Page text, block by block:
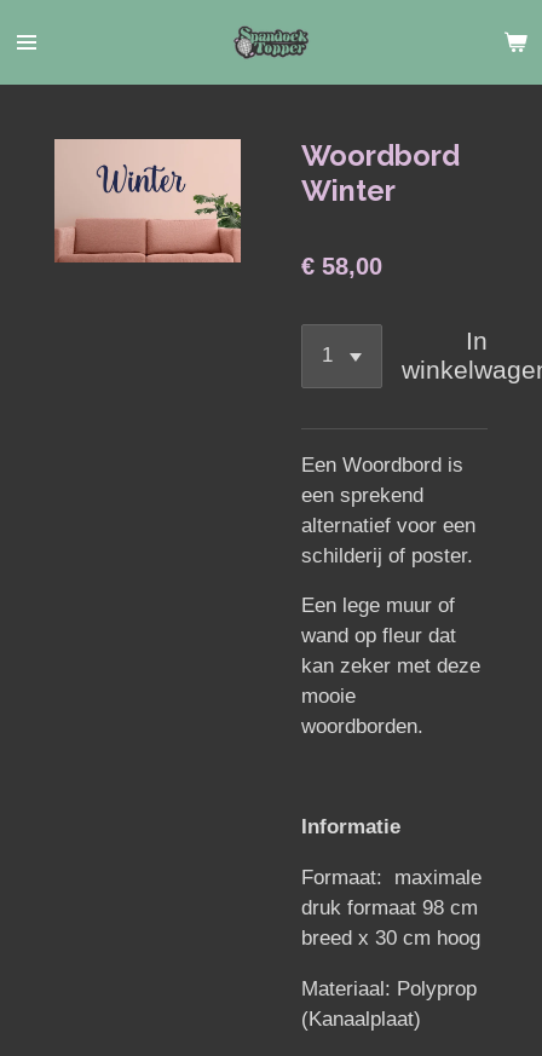
direct
naar
hoofdinhoud
Woordbord
Winter
€ 58,00
In
Een Woordbord is
een sprekend
alternatief voor een
schilderij of poster.
Een lege muur of
wand op fleur dat
kan zeker met deze
mooie
woordborden.
Informatie
Formaat:
maximale
druk formaat 98 cm
breed x 30 cm hoog
Materiaal: Polyprop
(Kanaalplaat)